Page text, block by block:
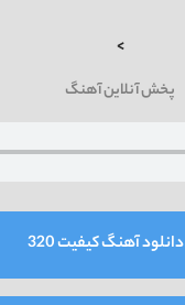
>
پخش آنلاین آهنگ
دانلود آهنگ کیفیت 320